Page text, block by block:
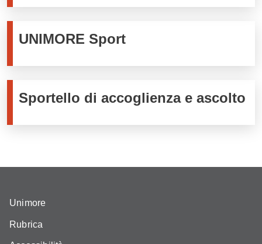
UNIMORE Sport
Sportello di accoglienza e ascolto
Unimore
Rubrica